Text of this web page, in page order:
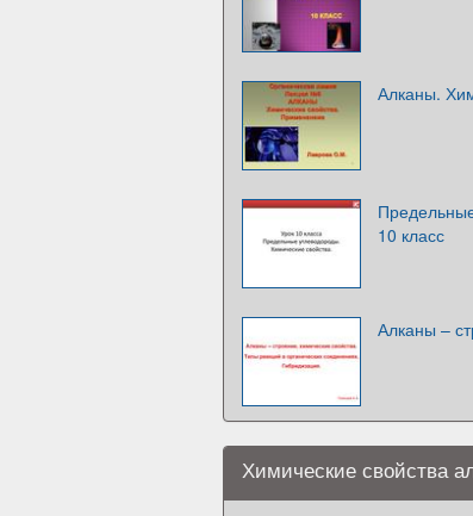
Алканы.
10 класс
Алканы –
Химические свойства